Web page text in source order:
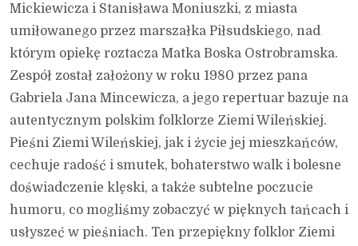
Mickiewicza i Stanisława Moniuszki, z miasta
umiłowanego przez marszałka Piłsudskiego, nad
którym opiekę roztacza Matka Boska Ostrobramska.
Zespół został założony w roku 1980 przez pana
Gabriela Jana Mincewicza, a jego repertuar bazuje na
autentycznym polskim folklorze Ziemi Wileńskiej.
Pieśni Ziemi Wileńskiej, jak i życie jej mieszkańców,
cechuje radość i smutek, bohaterstwo walk i bolesne
doświadczenie klęski, a także subtelne poczucie
humoru, co mogliśmy zobaczyć w pięknych tańcach i
usłyszeć w pieśniach. Ten przepiękny folklor Ziemi